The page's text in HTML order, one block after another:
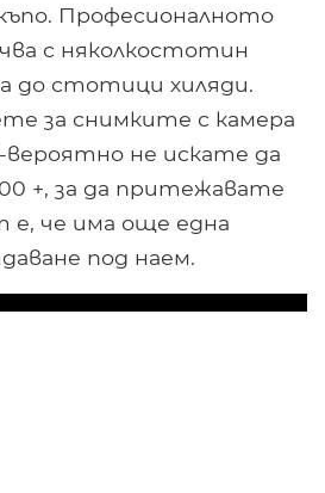
Професионалното
с няколкостотин
до стотици хиляди.
за снимките с камера
вероятно не искате да
+, за да притежавате
е, че има още една
под наем.